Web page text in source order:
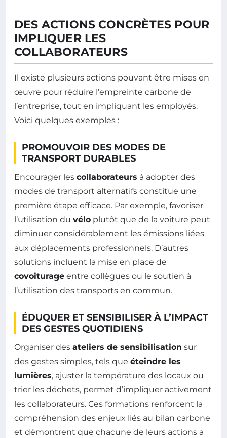
DES ACTIONS CONCRÈTES POUR
IMPLIQUER LES
COLLABORATEURS
Il existe plusieurs actions pouvant être mises en
œuvre pour réduire l’empreinte carbone de
l’entreprise, tout en impliquant les employés.
Voici quelques exemples :
PROMOUVOIR DES MODES DE
TRANSPORT DURABLES
Encourager les collaborateurs à adopter des
modes de transport alternatifs constitue une
première étape efficace. Par exemple, favoriser
l’utilisation du vélo plutôt que de la voiture peut
diminuer considérablement les émissions liées
aux déplacements professionnels. D’autres
solutions incluent la mise en place de
covoiturage entre collègues ou le soutien à
l’utilisation des transports en commun.
ÉDUQUER ET SENSIBILISER À L’IMPACT
DES GESTES QUOTIDIENS
Organiser des ateliers de sensibilisation sur
des gestes simples, tels que éteindre les
lumières, ajuster la température des locaux ou
trier les déchets, permet d’impliquer activement
les collaborateurs. Ces formations renforcent la
compréhension des enjeux liés au bilan carbone
et démontrent que chacune de leurs actions a